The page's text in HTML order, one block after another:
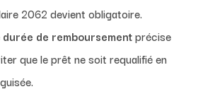
2062 devient obligatoire.
durée de remboursementprécise
que le prêt ne soit requalifié en